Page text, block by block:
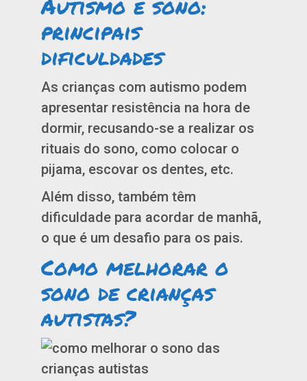
Autismo e sono:
principais
dificuldades
As crianças com autismo podem
apresentar resistência na hora de
dormir, recusando-se a realizar os
rituais do sono, como colocar o
pijama, escovar os dentes, etc.
Além disso, também têm
dificuldade para acordar de manhã,
o que é um desafio para os pais.
Como melhorar o
sono de crianças
autistas?